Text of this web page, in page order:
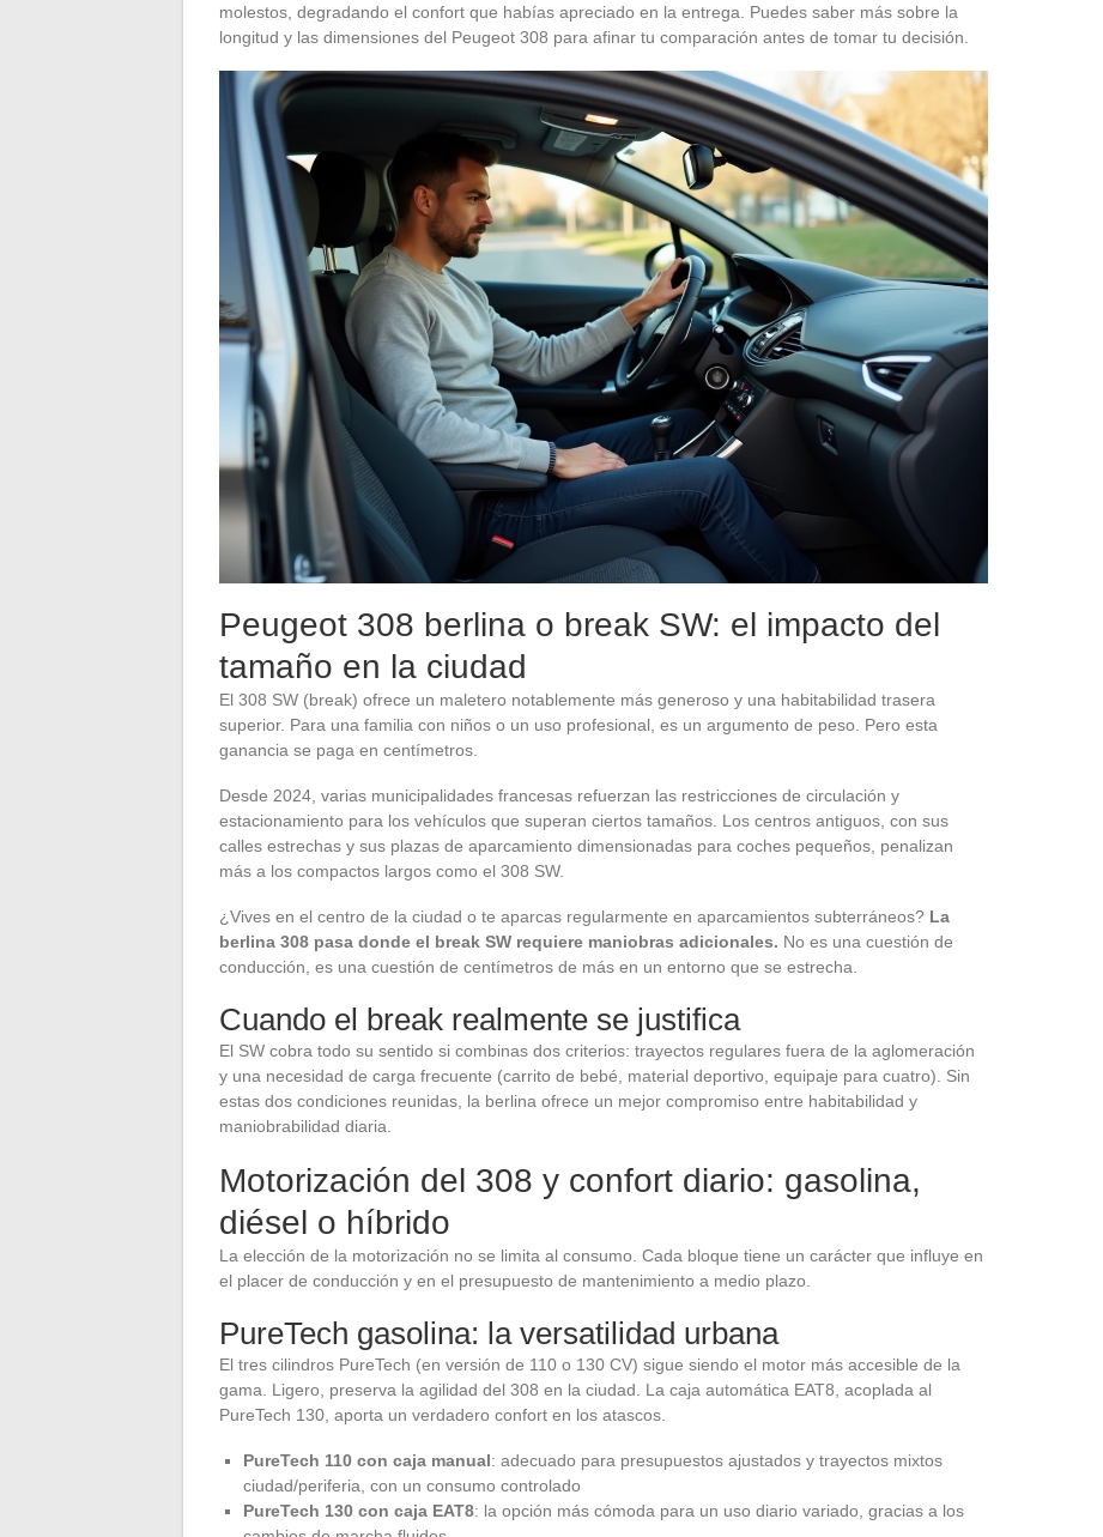
molestos, degradando el confort que habías apreciado en la entrega. Puedes saber más sobre la
longitud y las dimensiones del Peugeot 308 para afinar tu comparación antes de tomar tu decisión.
Peugeot 308 berlina o break SW: el impacto del
tamaño en la ciudad
El 308 SW (break) ofrece un maletero notablemente más generoso y una habitabilidad trasera
superior. Para una familia con niños o un uso profesional, es un argumento de peso. Pero esta
ganancia se paga en centímetros.
Desde 2024, varias municipalidades francesas refuerzan las restricciones de circulación y
estacionamiento para los vehículos que superan ciertos tamaños. Los centros antiguos, con sus
calles estrechas y sus plazas de aparcamiento dimensionadas para coches pequeños, penalizan
más a los compactos largos como el 308 SW.
¿Vives en el centro de la ciudad o te aparcas regularmente en aparcamientos subterráneos? La
berlina 308 pasa donde el break SW requiere maniobras adicionales. No es una cuestión de
conducción, es una cuestión de centímetros de más en un entorno que se estrecha.
Cuando el break realmente se justifica
El SW cobra todo su sentido si combinas dos criterios: trayectos regulares fuera de la aglomeración
y una necesidad de carga frecuente (carrito de bebé, material deportivo, equipaje para cuatro). Sin
estas dos condiciones reunidas, la berlina ofrece un mejor compromiso entre habitabilidad y
maniobrabilidad diaria.
Motorización del 308 y confort diario: gasolina,
diésel o híbrido
La elección de la motorización no se limita al consumo. Cada bloque tiene un carácter que influye en
el placer de conducción y en el presupuesto de mantenimiento a medio plazo.
PureTech gasolina: la versatilidad urbana
El tres cilindros PureTech (en versión de 110 o 130 CV) sigue siendo el motor más accesible de la
gama. Ligero, preserva la agilidad del 308 en la ciudad. La caja automática EAT8, acoplada al
PureTech 130, aporta un verdadero confort en los atascos.
PureTech 110 con caja manual: adecuado para presupuestos ajustados y trayectos mixtos
ciudad/periferia, con un consumo controlado
PureTech 130 con caja EAT8: la opción más cómoda para un uso diario variado, gracias a los